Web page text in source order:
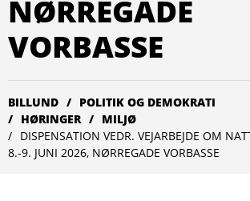
NØRREGADE
VORBASSE
BILLUND
POLITIK OG DEMOKRATI
HØRINGER
MILJØ
DISPENSATION VEDR. VEJARBEJDE OM
8.-9. JUNI 2026, NØRREGADE VORBASSE